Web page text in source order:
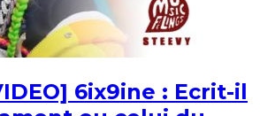
6ix9ine : Ecrit-il